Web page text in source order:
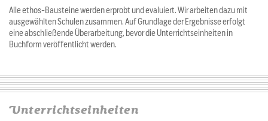
Alle ethos-Bausteine werden erprobt und evaluiert. Wir arbeiten dazu mit
ausgewählten Schulen zusammen. Auf Grundlage der Ergebnisse erfolgt
eine abschließende Überarbeitung, bevor die Unterrichtseinheiten in
Buchform veröffentlicht werden.
Unterrichtseinheiten